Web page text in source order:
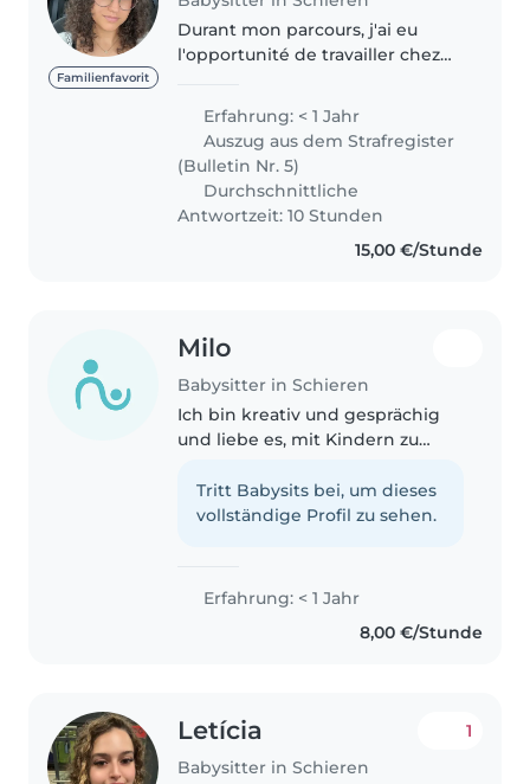
Familienfavorit
Durant mon parcours, j'ai eu
l'opportunité de travailler chez
activement à l'encadrement de
colonies pour enfants âgés de 3
à 12 ans. Cette expérience..
Erfahrung: < 1 Jahr
Auszug aus dem Strafregister
(Bulletin Nr. 5)
Durchschnittliche
Antwortzeit: 10 Stunden
15,00 €/Stunde
Milo
Babysitter in Schieren
Ich bin kreativ und gesprächig
und liebe es, mit Kindern zu
Erste-Hilfe-Kenntnisse und
könnte Ihnen beim Kochen und
Tritt Babysits bei, um dieses
vollständige Profil zu sehen.
Erfahrung: < 1 Jahr
8,00 €/Stunde
Letícia
Babysitter in Schieren
1